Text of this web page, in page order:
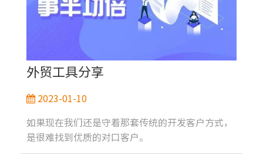
外贸工具分享
2023-01-10
如果现在我们还是守着那套传统的开发客户方式，
是很难找到优质的对口客户。